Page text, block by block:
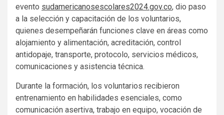
evento sudamericanosescolares2024.gov.co, dio paso
a la selección y capacitación de los voluntarios,
quienes desempeñarán funciones clave en áreas como
alojamiento y alimentación, acreditación, control
antidopaje, transporte, protocolo, servicios médicos,
comunicaciones y asistencia técnica.
Durante la formación, los voluntarios recibieron
entrenamiento en habilidades esenciales, como
comunicación asertiva, trabajo en equipo, vocación de